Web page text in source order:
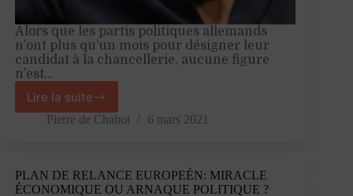
Alors que les partis politiques allemands
n’ont plus qu’un mois pour désigner leur
candidat à la chancellerie, aucune figure
n’est…
Lire la suite
Merkel,
ou
l’illusion
allemande
Pierre de Chabot 6 mars 2021
PLAN DE RELANCE EUROPEÉN: MIRACLE
ÉCONOMIQUE OU ARNAQUE POLITIQUE ?